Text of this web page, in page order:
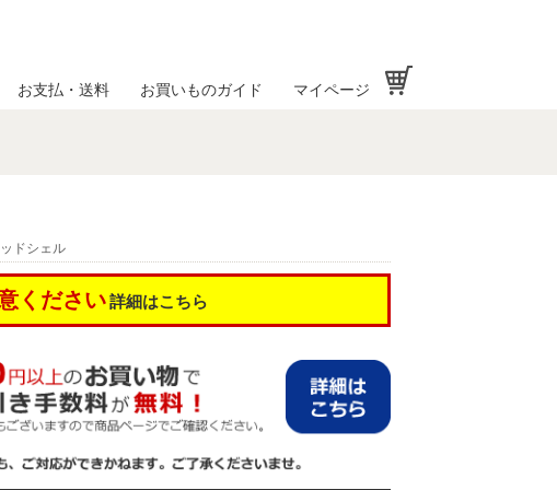
お支払・送料 お買いものガイド マイページ
ドシェル
ください 詳細はこちら